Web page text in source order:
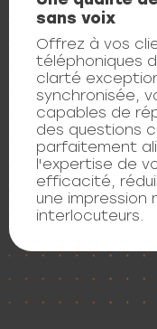
sans voix
Offrez à vos
téléphoniques
clarté
synchronisée,
capables de
des questions
parfaitement
l'expertise de
efficacité,
une impression
interlocuteurs.